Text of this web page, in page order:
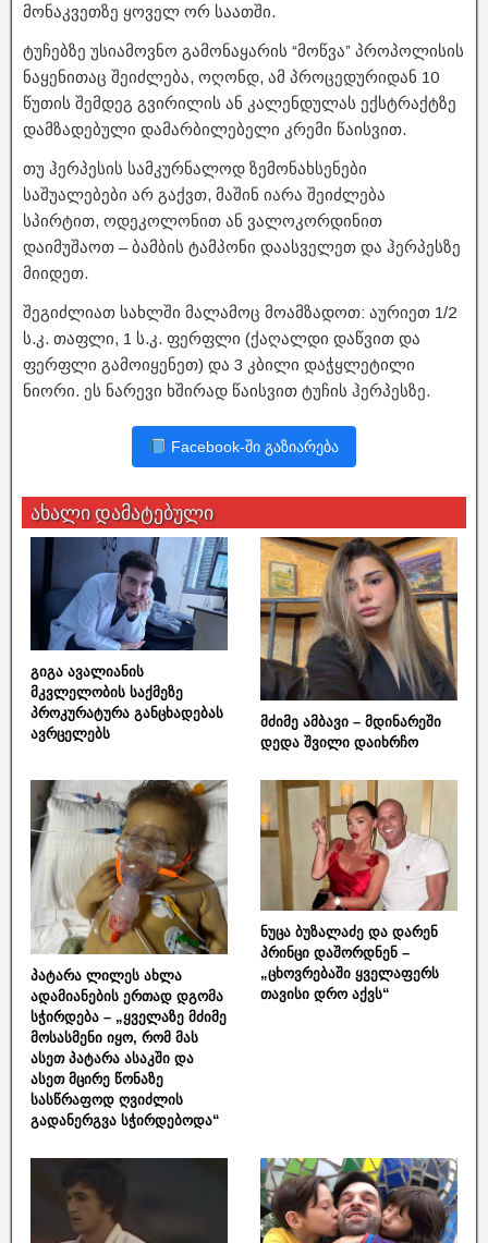
მონაკვეთზე ყოველ ორ საათში.
ტუჩებზე უსიამოვნო გამონაყარის “მოწვა” პროპოლისის
ნაყენითაც შეიძლება, ოღონდ, ამ პროცედურიდან 10
წუთის შემდეგ გვირილის ან კალენდულას ექსტრაქტზე
დამზადებული დამარბილებელი კრემი წაისვით.
თუ ჰერპესის სამკურნალოდ ზემონახსენები
საშუალებები არ გაქვთ, მაშინ იარა შეიძლება
სპირტით, ოდეკოლონით ან ვალოკორდინით
დაიმუშაოთ – ბამბის ტამპონი დაასველეთ და ჰერპესზე
მიიდეთ.
შეგიძლიათ სახლში მალამოც მოამზადოთ: აურიეთ 1/2
ს.კ. თაფლი, 1 ს.კ. ფერფლი (ქაღალდი დაწვით და
ფერფლი გამოიყენეთ) და 3 კბილი დაჭყლეტილი
ნიორი. ეს ნარევი ხშირად წაისვით ტუჩის ჰერპესზე.
Facebook-ში გაზიარება
ახალი დამატებული
გიგა ავალიანის
მკვლელობის საქმეზე
პროკურატურა განცხადებას
ავრცელებს
მძიმე ამბავი – მდინარეში
დედა შვილი დაიხრჩო
პატარა ლილეს ახლა
ადამიანების ერთად დგომა
სჭირდება – „ყველაზე მძიმე
მოსასმენი იყო, რომ მას
ასეთ პატარა ასაკში და
ასეთ მცირე წონაზე
სასწრაფოდ ღვიძლის
გადანერგვა სჭირდებოდა“
ნუცა ბუზალაძე და დარენ
პრინცი დაშორდნენ –
„ცხოვრებაში ყველაფერს
თავისი დრო აქვს“